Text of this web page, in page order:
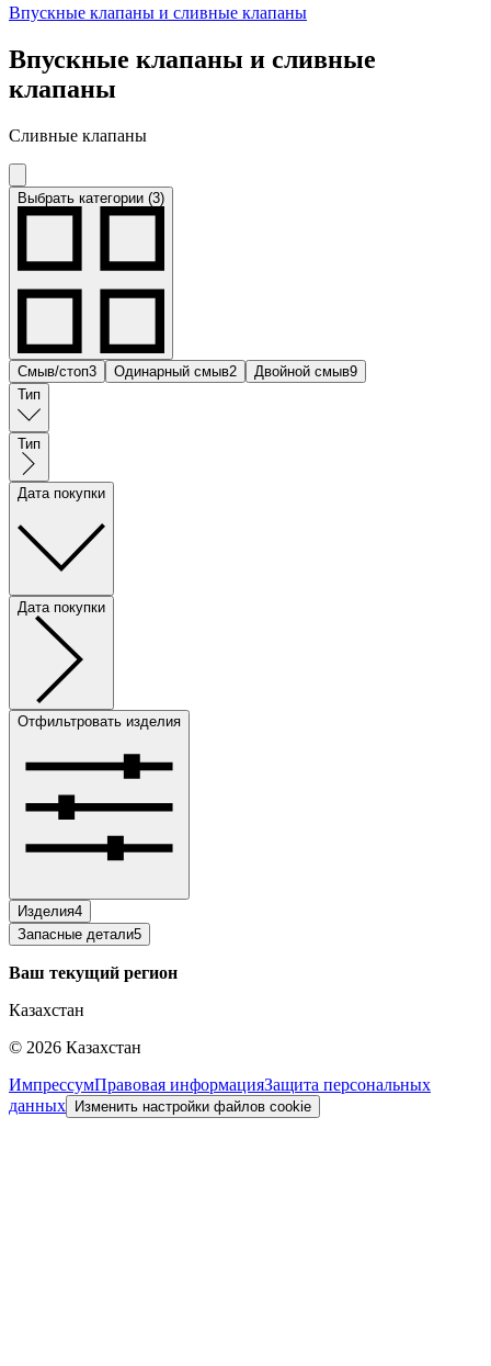
Впускные клапаны и сливные клапаны
Впускные клапаны и сливные
клапаны
Сливные клапаны
Выбрать категории (3)
Смыв/стоп3 Одинарный смыв2 Двойной смыв9
Тип
Тип
Дата покупки
Дата покупки
Отфильтровать изделия
Изделия4
Запасные детали5
Ваш текущий регион
Казахстан
© 2026 Казахстан
ИмпрессумПравовая информацияЗащита персональных
данных
Изменить настройки файлов cookie